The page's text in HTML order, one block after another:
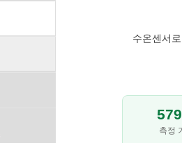
수온센서
측정